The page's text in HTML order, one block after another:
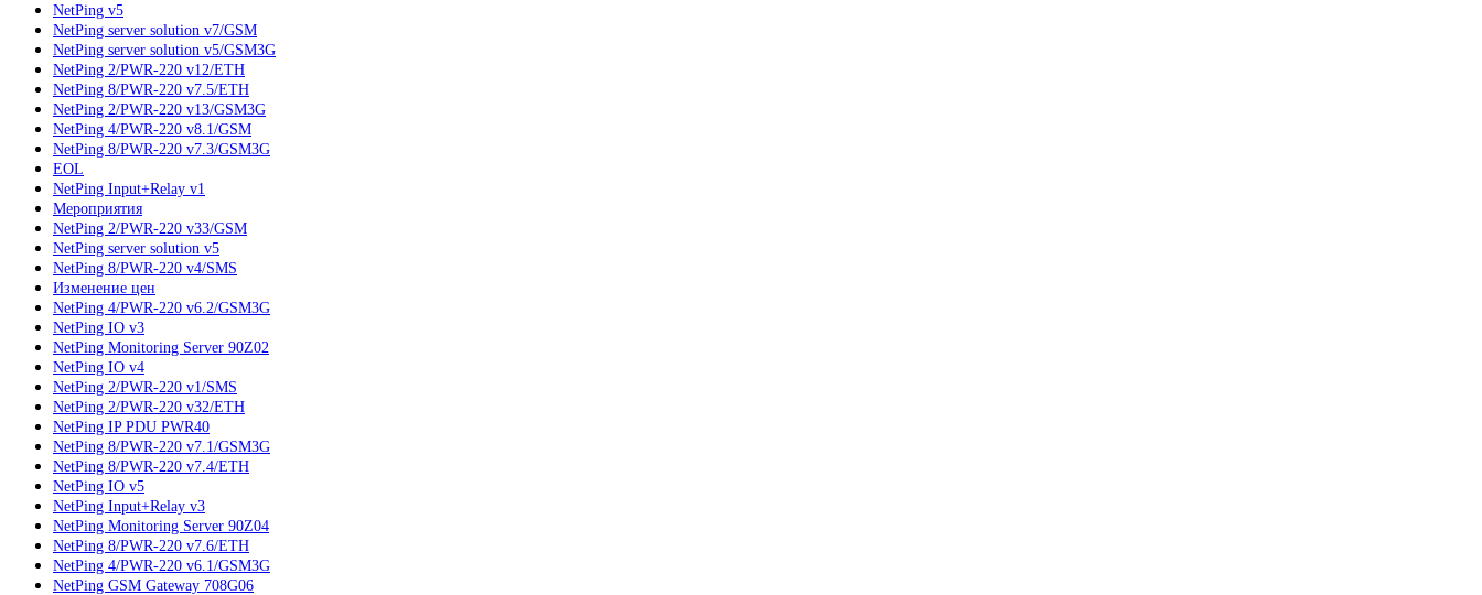
NetPing v5
NetPing server solution v7/GSM
NetPing server solution v5/GSM3G
NetPing 2/PWR-220 v12/ETH
NetPing 8/PWR-220 v7.5/ETH
NetPing 2/PWR-220 v13/GSM3G
NetPing 4/PWR-220 v8.1/GSM
NetPing 8/PWR-220 v7.3/GSM3G
EOL
NetPing Input+Relay v1
Мероприятия
NetPing 2/PWR-220 v33/GSM
NetPing server solution v5
NetPing 8/PWR-220 v4/SMS
Изменение цен
NetPing 4/PWR-220 v6.2/GSM3G
NetPing IO v3
NetPing Monitoring Server 90Z02
NetPing IO v4
NetPing 2/PWR-220 v1/SMS
NetPing 2/PWR-220 v32/ETH
NetPing IP PDU PWR40
NetPing 8/PWR-220 v7.1/GSM3G
NetPing 8/PWR-220 v7.4/ETH
NetPing IO v5
NetPing Input+Relay v3
NetPing Monitoring Server 90Z04
NetPing 8/PWR-220 v7.6/ETH
NetPing 4/PWR-220 v6.1/GSM3G
NetPing GSM Gateway 708G06